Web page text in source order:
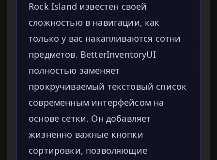
Rock Island известен своей
сложностью в навигации, как
только у вас накапливаются сотни
предметов. BetterInventoryUI
полностью заменяет
прокручиваемый текстовый список
современным интерфейсом на
основе сетки. Он добавляет
жизненно важные кнопки
сортировки, позволяющие